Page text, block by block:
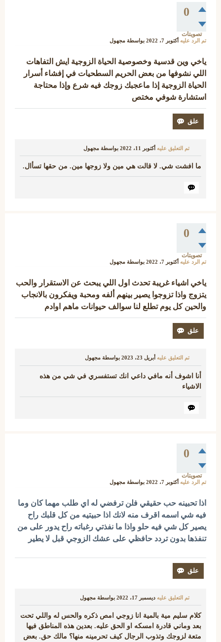
0
تصويتات
تم الرد عليه أكتوبر 7، 2022 بواسطة مجهول
ياخي وين قدسية وخصوصية الحياة الزوجية ايش التفاهات
اللي نشوفها من بعض الحريم السطحيات في إفشاء أسرار
الحياة الزوجية إذا ماعجبك زوجك فيه شرع وإذا محتاجة
استشارة شوفي مختص
تم التعليق عليه أكتوبر 11، 2022 بواسطة مجهول
ما افشت شي. لا قالت هي مين ولا زوجها مين. من حقها تسأال.
0
تصويتات
تم الرد عليه أكتوبر 7، 2022 بواسطة مجهول
ياخي اشياء غريبة تحدث اول اللي يبحث عن الاستقرار والحب
يتزوج واذا تزوجوا يصير بينهم ألفه ومحبة ويفكرون بالانجاب
والحين كل يوم تطلع لنا سوالف حيوانات ماهم اوادم
تم التعليق عليه أبريل 23، 2023 بواسطة مجهول
أنا اشوف أنه مافي داعي انك تستفسري في شي من هذه
الاشياء
0
تصويتات
تم الرد عليه أكتوبر 7، 2022 بواسطة مجهول
اذا تحبينه حب حقيقي فلن ترفضي له اي طلب مهما كان وما
فيه شي اسمه اقرف منه لانك اذا حبيتيه من كل قلبك راح
يصير كل شي فيه حلو واذا ما نفذتي رغباته راح يدور على من
تنفذها بدون تردد حافظي على عشك الزوجي قبل لا يطير
تم التعليق عليه ديسمبر 17، 2022 بواسطة مجهول
كلام سليم مية بالمية انا زوجي امص ذكره والحس له واللي تحت
بعد وماني قادرة امسكه او الحق عليه. بعدين هذه المناطق فيها
متعة لزوجك وتذوب الرجال كيف تحرمينه منها؟ مالك حق. بعض